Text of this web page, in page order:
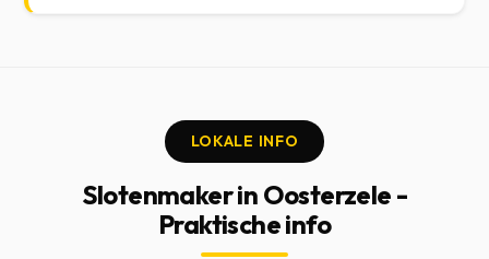
LOKALE INFO
Slotenmaker in Oosterzele -
Praktische info